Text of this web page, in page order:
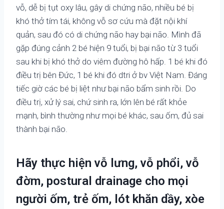
vỗ, dễ bị tụt oxy lâu, gây di chứng não, nhiều bé bị
khó thở tím tái, không vỗ sơ cứu mà đặt nội khí
quản, sau đó có di chứng não hay bại não. Mình đã
gặp đúng cảnh 2 bé hiện 9 tuổi, bị bại não từ 3 tuổi
sau khi bị khó thở do viêm đường hô hấp. 1 bé khi đó
điều trị bên Đức, 1 bé khi đó dtri ở bv Việt Nam. Đáng
tiếc giờ các bé bị liệt như bại não bẩm sinh rồi. Do
điều trị, xử lý sai, chứ sinh ra, lớn lên bé rất khỏe
mạnh, bình thường như mọi bé khác, sau ốm, đủ sai
thành bại não.
Hãy thực hiện vỗ lưng, vỗ phổi, vỗ
đờm, postural drainage cho mọi
người ốm, trẻ ốm, lót khăn dầy, xòe